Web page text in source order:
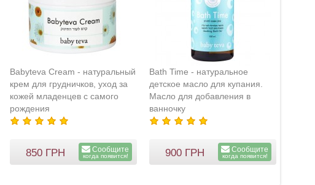
Babyteva Cream - натуральный
крем для грудничков, уход за
кожей младенцев с самого
рождения
850ГРН Сообщите
когда появится!
Bath Time - натуральное
детское масло для купания.
Масло для добавления в
ванночку
900ГРН Сообщите
когда появится!